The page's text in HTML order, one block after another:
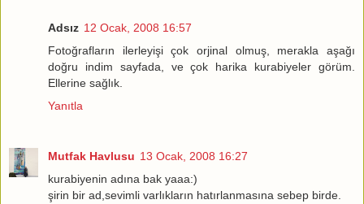
Adsız 12 Ocak, 2008 16:57
Fotoğrafların ilerleyişi çok orjinal olmuş, merakla aşağı
doğru indim sayfada, ve çok harika kurabiyeler görüm.
Ellerine sağlık.
Yanıtla
Mutfak Havlusu 13 Ocak, 2008 16:27
kurabiyenin adına bak yaaa:)
şirin bir ad,sevimli varlıkların hatırlanmasına sebep birde.